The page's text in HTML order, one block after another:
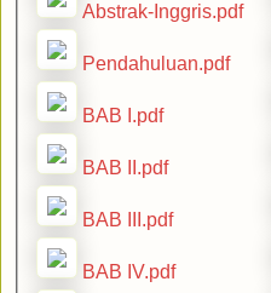
Abstrak-Inggris.pdf
Pendahuluan.pdf
BAB I.pdf
BAB II.pdf
BAB III.pdf
BAB IV.pdf